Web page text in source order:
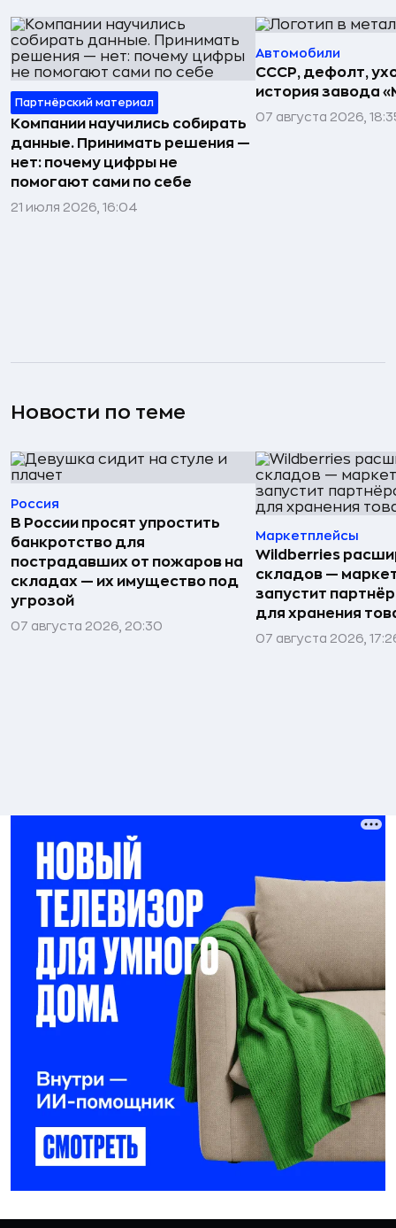
Партнёрский материал
Компании научились собирать
данные. Принимать решения —
нет: почему цифры не
помогают сами по себе
21 июля 2026, 16:04
Автомобили
СССР, дефолт,
история завода
07 августа 2026,
Новости по теме
Россия
В России просят упростить
банкротство для
пострадавших от пожаров на
складах — их имущество под
угрозой
07 августа 2026, 20:30
Маркетплейсы
Wildberries
складов —
запустит
для хранения
07 августа 2026,